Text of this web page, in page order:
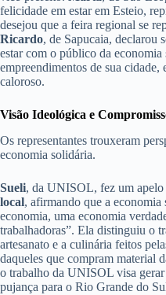
felicidade em estar em Esteio,
desejou que a feira regional se
Ricardo, de Sapucaia, declarou
estar com o público da economia
empreendimentos de sua
caloroso.
Visão Ideológica e
Os representantes trouxeram
economia solidária.
Sueli, da UNISOL, fez um apelo
local, afirmando que a economia
economia, uma economia
trabalhadoras”. Ela distinguiu o
artesanato e a culinária feitos
daqueles que compram material
o trabalho da UNISOL visa
pujança para o Rio Grande do